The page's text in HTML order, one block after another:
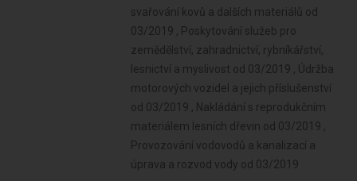
svařování kovů a dalších materiálů od
03/2019 , Poskytování služeb pro
zemědělství, zahradnictví, rybníkářství,
lesnictví a myslivost od 03/2019 , Údržba
motorových vozidel a jejich příslušenství
od 03/2019 , Nakládání s reprodukčním
materiálem lesních dřevin od 03/2019 ,
Provozování vodovodů a kanalizací a
úprava a rozvod vody od 03/2019